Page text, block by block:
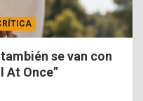
se van con
At Once”